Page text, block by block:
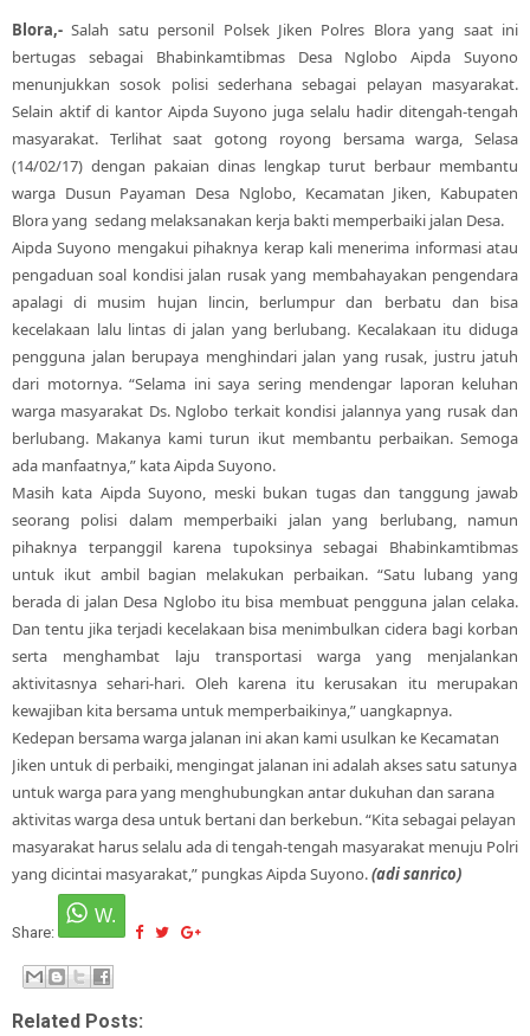
Blora,-Salah satu personil Polsek Jiken Polres Blora yang saat ini
bertugas sebagai Bhabinkamtibmas Desa Nglobo Aipda Suyono
menunjukkan sosok polisi sederhana sebagai pelayan masyarakat.
Selain aktif di kantor Aipda Suyono juga selalu hadir ditengah-tengah
masyarakat. Terlihat saat gotong royong bersama warga, Selasa
(14/02/17) dengan pakaian dinas lengkap turut berbaur membantu
warga Dusun Payaman Desa Nglobo, Kecamatan Jiken, Kabupaten
Blora yang sedang melaksanakan kerja bakti memperbaiki jalan Desa.
Aipda Suyono mengakui pihaknya kerap kali menerima informasi atau
pengaduan soal kondisi jalan rusak yang membahayakan pengendara
apalagi di musim hujan lincin, berlumpur dan berbatu dan bisa
kecelakaan lalu lintas di jalan yang berlubang. Kecalakaan itu diduga
pengguna jalan berupaya menghindari jalan yang rusak, justru jatuh
dari motornya. “Selama ini saya sering mendengar laporan keluhan
warga masyarakat Ds. Nglobo terkait kondisi jalannya yang rusak dan
berlubang. Makanya kami turun ikut membantu perbaikan. Semoga
ada manfaatnya,” kata Aipda Suyono.
Masih kata Aipda Suyono, meski bukan tugas dan tanggung jawab
seorang polisi dalam memperbaiki jalan yang berlubang, namun
pihaknya terpanggil karena tupoksinya sebagai Bhabinkamtibmas
untuk ikut ambil bagian melakukan perbaikan. “Satu lubang yang
berada di jalan Desa Nglobo itu bisa membuat pengguna jalan celaka.
Dan tentu jika terjadi kecelakaan bisa menimbulkan cidera bagi korban
serta menghambat laju transportasi warga yang menjalankan
aktivitasnya sehari-hari. Oleh karena itu kerusakan itu merupakan
kewajiban kita bersama untuk memperbaikinya,” uangkapnya.
Kedepan bersama warga jalanan ini akan kami usulkan ke Kecamatan
Jiken untuk di perbaiki, mengingat jalanan ini adalah akses satu satunya
untuk warga para yang menghubungkan antar dukuhan dan sarana
aktivitas warga desa untuk bertani dan berkebun. “Kita sebagai pelayan
masyarakat harus selalu ada di tengah-tengah masyarakat menuju Polri
yang dicintai masyarakat,” pungkas Aipda Suyono.(adi sanrico)
Share:
Related Posts: